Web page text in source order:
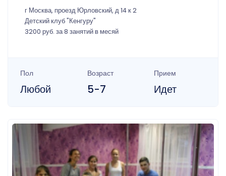
г Москва, проезд Юрловский, д 14 к 2
Детский клуб "Кенгуру"
3200 руб. за 8 занятий в месяй
Пол
Любой
Возраст
5-7
Прием
Идет